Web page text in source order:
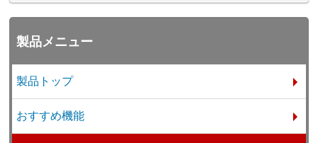
製品メニュー
製品トップ
おすすめ機能